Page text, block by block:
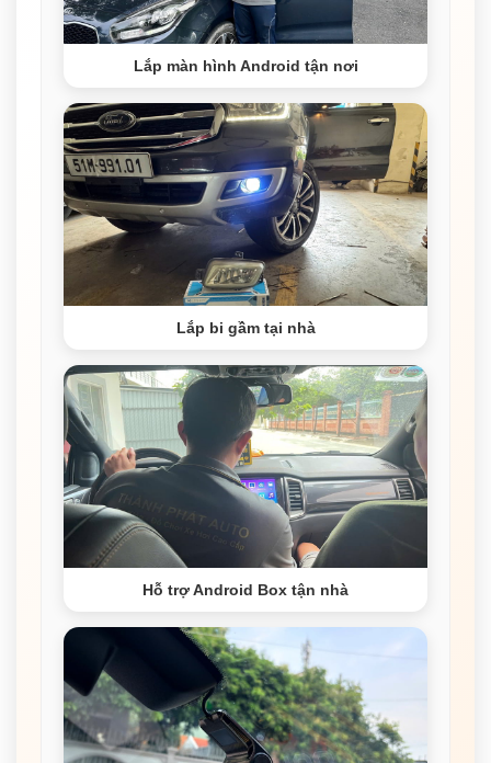
Lắp màn hình Android tận nơi
Lắp bi gầm tại nhà
Hỗ trợ Android Box tận nhà